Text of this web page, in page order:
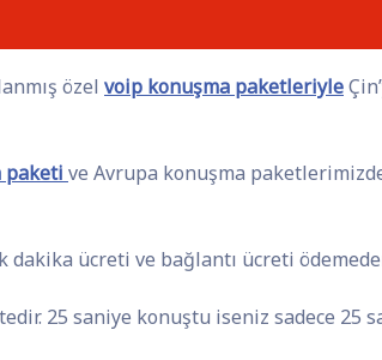
özel voip konuşma paketleriyle
paketi ve Avrupa konuşma
dakika ücreti ve bağlantı ücreti
25 saniye konuştu iseniz sadece 25